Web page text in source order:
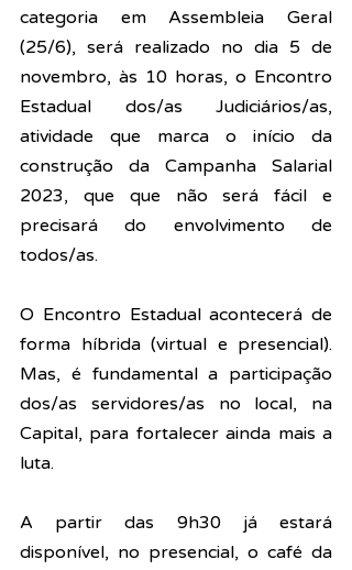
categoria em Assembleia Geral
(25/6), será realizado no dia 5 de
novembro, às 10 horas, o Encontro
Estadual dos/as Judiciários/as,
atividade que marca o início da
construção da Campanha Salarial
2023, que que não será fácil e
precisará do envolvimento de
todos/as.
O Encontro Estadual acontecerá de
forma híbrida (virtual e presencial).
Mas, é fundamental a participação
dos/as servidores/as no local, na
Capital, para fortalecer ainda mais a
luta.
A partir das 9h30 já estará
disponível, no presencial, o café da